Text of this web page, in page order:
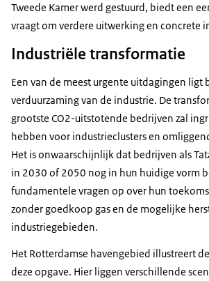
Tweede Kamer werd gestuurd, biedt een
vraagt om verdere uitwerking en concrete
Industriële transformatie
Een van de meest urgente uitdagingen ligt
verduurzaming van de industrie. De
grootste CO2-uitstotende bedrijven zal
hebben voor industrieclusters en
Het is onwaarschijnlijk dat bedrijven als
in 2030 of 2050 nog in hun huidige vorm
fundamentele vragen op over hun
zonder goedkoop gas en de mogelijke
industriegebieden.
Het Rotterdamse havengebied illustreert
deze opgave. Hier liggen verschillende